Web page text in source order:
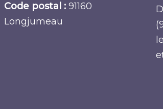
Code postal : 91160
Longjumeau